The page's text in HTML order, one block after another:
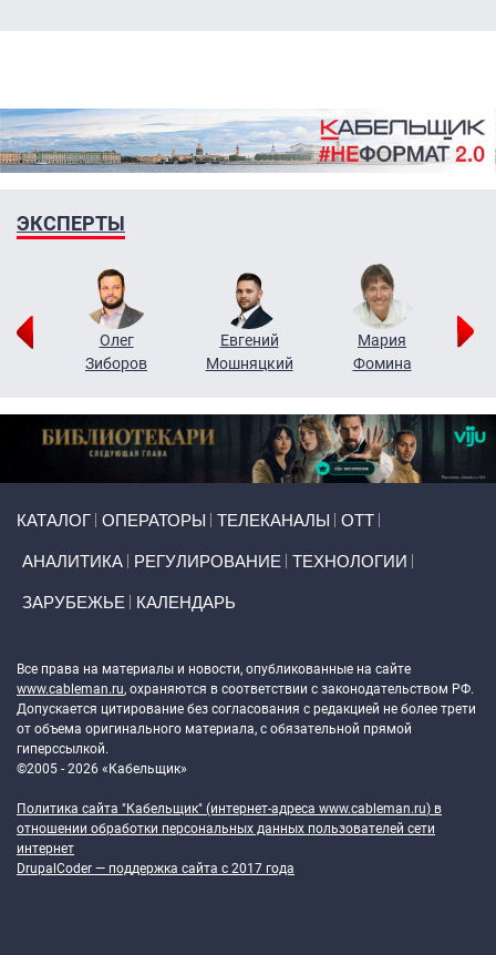
ЭКСПЕРТЫ
Олег
Зиборов
Евгений
Мошняцкий
Мария
Фомина
КАТАЛОГ ОПЕРАТОРЫ ТЕЛЕКАНАЛЫ ОТТ
АНАЛИТИКА РЕГУЛИРОВАНИЕ ТЕХНОЛОГИИ
ЗАРУБЕЖЬЕ КАЛЕНДАРЬ
Все права на материалы и новости, опубликованные на сайте
www.cableman.ru, охраняются в соответствии с законодательством РФ.
Допускается цитирование без согласования с редакцией не более трети
от объема оригинального материала, с обязательной прямой
гиперссылкой.
©2005 - 2026 «Кабельщик»
Политика сайта "Кабельщик" (интернет-адреса www.cableman.ru) в
отношении обработки персональных данных пользователей сети
интернет
DrupalCoder — поддержка сайта c 2017 года